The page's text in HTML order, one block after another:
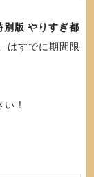
版 やりすぎ都
」はすでに期間限
！